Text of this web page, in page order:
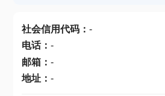
社会信用代码： -
电话： -
邮箱： -
地址： -